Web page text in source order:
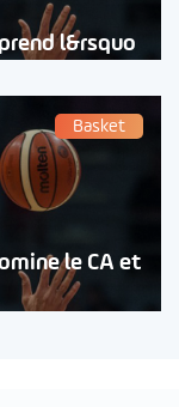
l&rsquo
Basket
le CA et